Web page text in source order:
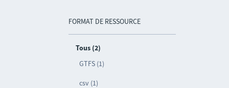
FORMAT DE RESSOURCE
Tous (2)
GTFS (1)
csv (1)